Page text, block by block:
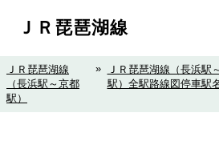
ＪＲ琵琶湖線
ＪＲ琵琶湖線
（長浜駅～京都
駅）
»
ＪＲ琵琶湖線（長浜駅
駅）全駅路線図停車駅